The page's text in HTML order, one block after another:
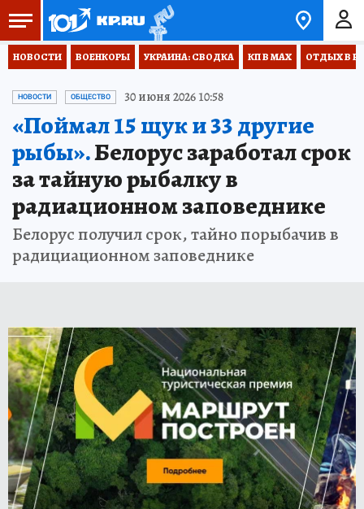
НОВОСТИ ВОЕНКОРЫ УКРАИНА: СВОДКА КП В МАХ ОТДЫХ В
НОВОСТИ ОБЩЕСТВО 30 июня 2026 10:58
«Поймал 15 щук и 33 другие
рыбы».Белорус заработал срок
за тайную рыбалку в
радиационном заповеднике
Белорус получил срок, тайно порыбачив в
радициационном заповеднике